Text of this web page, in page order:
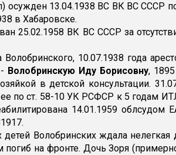
осужден 13.04.1938 ВС ВК ВС СССР
в Хабаровске.
25.02.1958 ВК ВС СССР за
Волобринского, 10.07.1938 года
Волобринскую Иду Борисовну,
в детской консультации.
по ст. 58-10 УК РСФСР к 5 годам
14.01.1959 облсудом
детей Волобринских ждала
на фронте. Дочь Зоря